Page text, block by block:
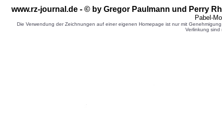
www.rz-journal.de - © by Gregor Paulmann und Perry
Pabel-
Die Verwendung der Zeichnungen auf einer eigenen Homepage ist nur mit
Verlinkung sind